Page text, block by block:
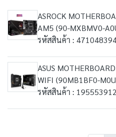
ASROCK
AM5 (90-MXBMV0-
รหัสสินค้า :
ASUS
WIFI (90MB1BF0-
รหัสสินค้า :